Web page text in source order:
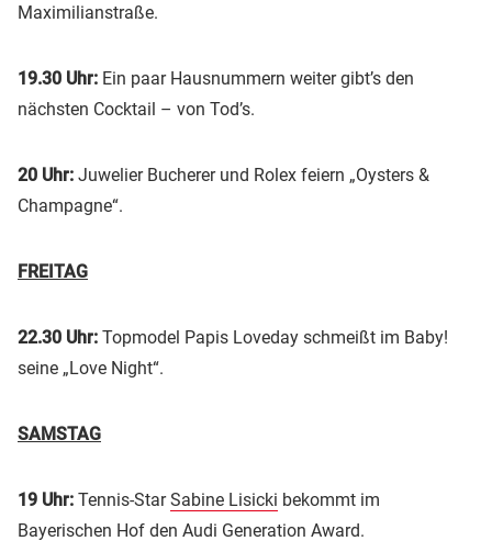
Maximilianstraße.
19.30 Uhr: Ein paar Hausnummern weiter gibt’s den
nächsten Cocktail – von Tod’s.
20 Uhr: Juwelier Bucherer und Rolex feiern „Oysters &
Champagne“.
FREITAG
22.30 Uhr: Topmodel Papis Loveday schmeißt im Baby!
seine „Love Night“.
SAMSTAG
19 Uhr: Tennis-StarSabine Lisicki bekommt im
Bayerischen Hof den Audi Generation Award.